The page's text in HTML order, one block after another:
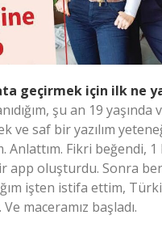
geçirmek için ilk ne
şu an 19 yaşında
ve saf bir yazılım
Anlattım. Fikri beğendi,
app oluşturdu. Sonra
işten istifa ettim,
maceramız başladı.